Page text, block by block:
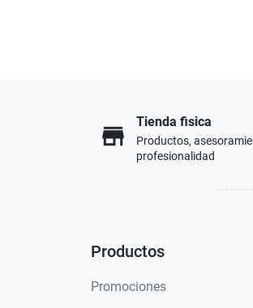
store
Tienda fisica
Productos,
profesionalidad
Productos
Promociones